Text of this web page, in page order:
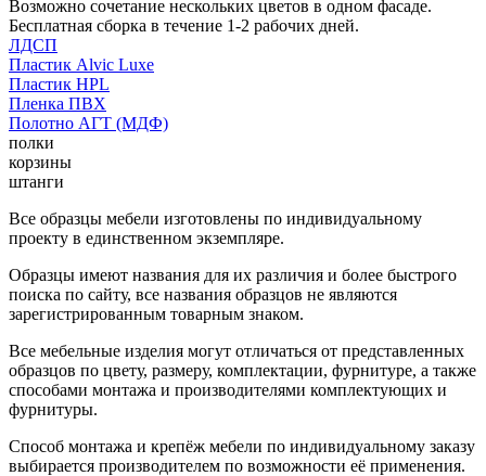
Возможно сочетание нескольких цветов в одном фасаде.
Бесплатная сборка в течение 1-2 рабочих дней.
ЛДСП
Пластик Alvic Luxe
Пластик HPL
Пленка ПВХ
Полотно АГТ (МДФ)
полки
корзины
штанги
Все образцы мебели изготовлены по индивидуальному
проекту в единственном экземпляре.
Образцы имеют названия для их различия и более быстрого
поиска по сайту, все названия образцов не являются
зарегистрированным товарным знаком.
Все мебельные изделия могут отличаться от представленных
образцов по цвету, размеру, комплектации, фурнитуре, а также
способами монтажа и производителями комплектующих и
фурнитуры.
Способ монтажа и крепёж мебели по индивидуальному заказу
выбирается производителем по возможности её применения.